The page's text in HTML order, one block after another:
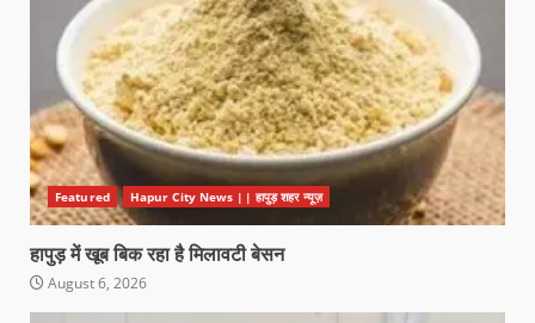
Featured Hapur City News || हापुड़ शहर न्यूज़
हापुड़ में खूब बिक रहा है मिलावटी बेसन
August 6, 2026